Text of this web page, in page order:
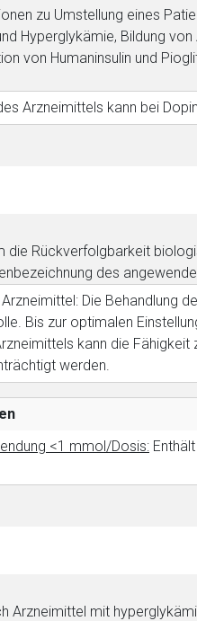
zu Umstellung eines
Hyperglykämie, Bildung
von Humaninsulin und
Arzneimittels kann bei
die Rückverfolgbarkeit
des
Die Behandlung
Bis zur optimalen
kann die
werden.
<1 mmol/Dosis:
Arzneimittel mit
Web-Seite. Für die